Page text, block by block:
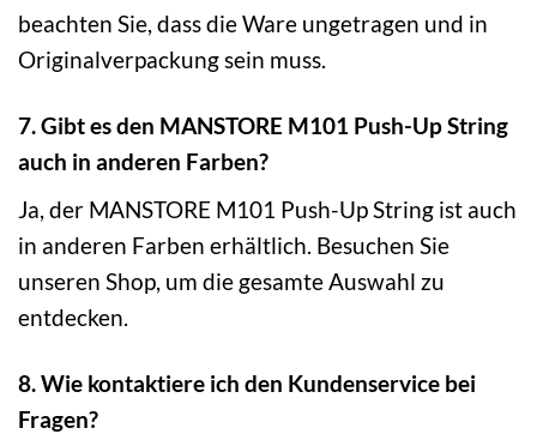
beachten Sie, dass die Ware ungetragen und in
Originalverpackung sein muss.
7. Gibt es den MANSTORE M101 Push-Up String
auch in anderen Farben?
Ja, der MANSTORE M101 Push-Up String ist auch
in anderen Farben erhältlich. Besuchen Sie
unseren Shop, um die gesamte Auswahl zu
entdecken.
8. Wie kontaktiere ich den Kundenservice bei
Fragen?